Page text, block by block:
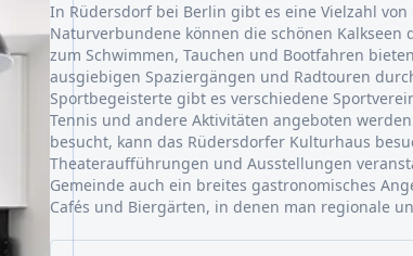
In Rüdersdorf bei Berlin gibt es eine Vielzahl
Naturverbundene können die schönen
zum Schwimmen, Tauchen und Bootfahren
ausgiebigen Spaziergängen und Radtouren
Sportbegeisterte gibt es verschiedene
Tennis und andere Aktivitäten angeboten
besucht, kann das Rüdersdorfer Kulturhaus
Theateraufführungen und Ausstellungen
Gemeinde auch ein breites gastronomisches
Cafés und Biergärten, in denen man regionale